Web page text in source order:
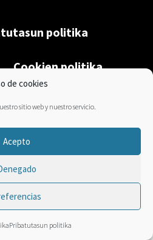
de cookies
sitio web y nuestro servicio.
Acepto
Pribatutasun politika
politika
Cookien politika
Bravo Manager2026